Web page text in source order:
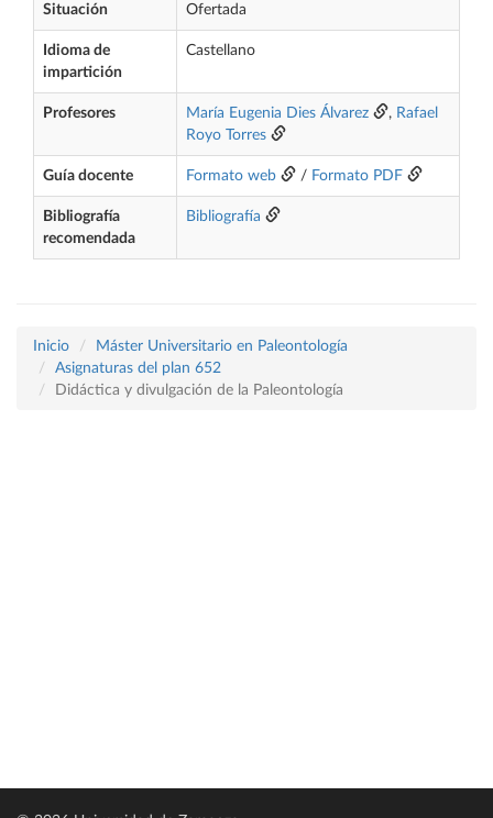
Situación Ofertada
Idioma de
impartición
Castellano
Profesores María Eugenia Dies Álvarez , Rafael
Royo Torres
Guía docente Formato web / Formato PDF
Bibliografía
recomendada
Bibliografía
Inicio
Máster Universitario en Paleontología
Asignaturas del plan 652
Didáctica y divulgación de la Paleontología